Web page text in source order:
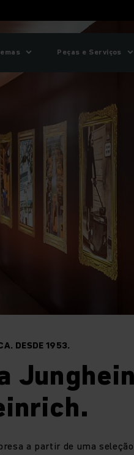
Peças e Serviços
DESDE 1953.
a partir de uma